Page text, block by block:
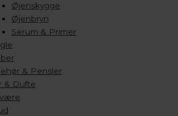
Øjenskygge
Øjenbryn
Serum & Primer
& Pensler
& Dufte